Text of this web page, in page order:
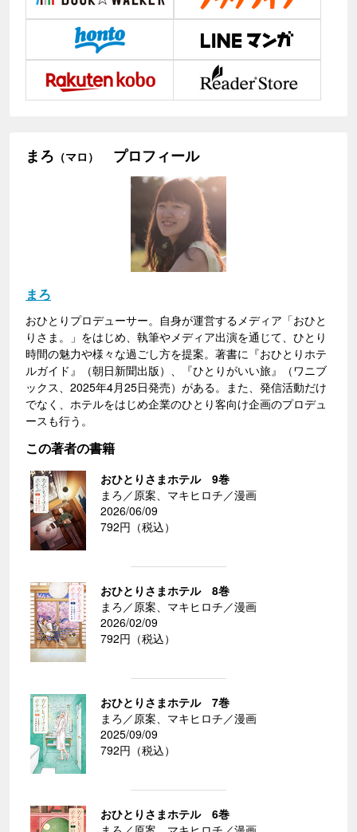
まろ （マロ） プロフィール
まろ
おひとりプロデューサー。自身が運営するメディア「おひと
りさま。」をはじめ、執筆やメディア出演を通じて、ひとり
時間の魅力や様々な過ごし方を提案。著書に『おひとりホテ
ルガイド』（朝日新聞出版）、『ひとりがいい旅』（ワニブ
ックス、2025年4月25日発売）がある。また、発信活動だけ
でなく、ホテルをはじめ企業のひとり客向け企画のプロデュ
ースも行う。
この著者の書籍
おひとりさまホテル 9巻
まろ／原案、マキヒロチ／漫画
2026/06/09
792円（税込）
おひとりさまホテル 8巻
まろ／原案、マキヒロチ／漫画
2026/02/09
792円（税込）
おひとりさまホテル 7巻
まろ／原案、マキヒロチ／漫画
2025/09/09
792円（税込）
おひとりさまホテル 6巻